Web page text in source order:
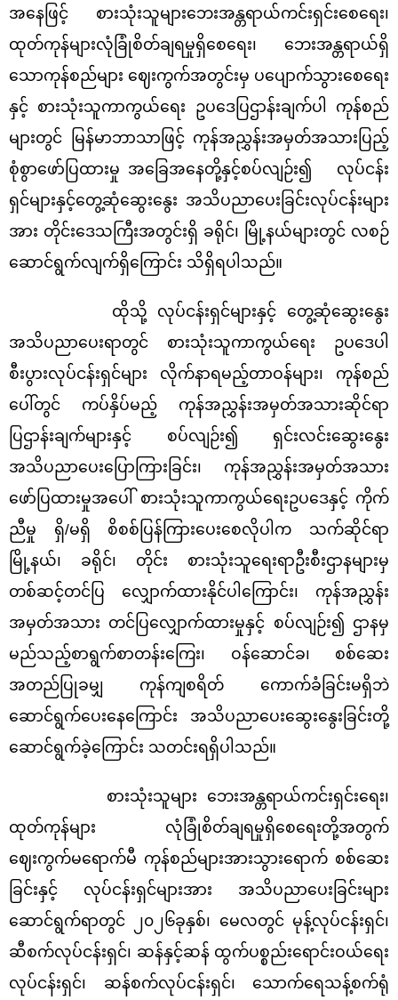
အနေဖြင့် စားသုံးသူများဘေးအန္တရာယ်ကင်းရှင်းစေရေး၊
ထုတ်ကုန်များလုံခြုံစိတ်ချရမှုရှိစေရေး၊ ဘေးအန္တရာယ်ရှိ
သောကုန်စည်များ ဈေးကွက်အတွင်းမှ ပပျောက်သွားစေရေး
နှင့် စားသုံးသူကာကွယ်ရေး ဥပဒေပြဌာန်းချက်ပါ ကုန်စည်
များတွင် မြန်မာဘာသာဖြင့် ကုန်အညွှန်းအမှတ်အသားပြည့်
စုံစွာဖော်ပြထားမှု အခြေအနေတို့နှင့်စပ်လျဉ်း၍ လုပ်ငန်း
ရှင်များနှင့်တွေ့ဆုံဆွေးနွေး အသိပညာ‌ပေးခြင်းလုပ်ငန်းများ
အား တိုင်းဒေသကြီးအတွင်းရှိ ခရိုင်၊ မြို့နယ်များတွင် လစဉ်
ဆောင်ရွက်လျက်ရှိကြောင်း သိရှိရပါသည်။
ထိုသို့ လုပ်ငန်းရှင်များနှင့် တွေ့ဆုံဆွေးနွေး
အသိပညာပေးရာတွင် စားသုံးသူကာကွယ်ရေး ဥပဒေပါ
စီးပွားလုပ်ငန်းရှင်များ လိုက်နာရမည့်တာဝန်များ၊ ကုန်စည်
ပေါ်တွင် ကပ်နှိပ်မည့် ကုန်အညွှန်းအမှတ်အသားဆိုင်ရာ
ပြဌာန်းချက်များနှင့် စပ်လျဉ်း၍ ရှင်းလင်းဆွေးနွေး
အသိပညာ‌ပေးပြောကြားခြင်း၊ ကုန်အညွှန်းအမှတ်အသား
ဖော်ပြထားမှုအပေါ် စားသုံးသူကာကွယ်ရေးဥပဒေနှင့် ကိုက်
ညီမှု ရှိ/မရှိ စိစစ်ပြန်ကြားပေးစေလိုပါက သက်ဆိုင်ရာ
မြို့နယ်၊ ခရိုင်၊ တိုင်း စားသုံးသူရေးရာဦးစီးဌာနများမှ
တစ်ဆင့်တင်ပြ လျှောက်ထားနိုင်ပါကြောင်း၊ ကုန်အညွှန်း
အမှတ်အသား တင်ပြလျှောက်ထားမှုနှင့် စပ်လျဉ်း၍ ဌာနမှ
မည်သည့်စာရွက်စာတန်းကြေး၊ ဝန်ဆောင်ခ၊ စစ်ဆေး
အတည်ပြုခမျှ ကုန်ကျစရိတ် ကောက်ခံခြင်းမရှိဘဲ
ဆောင်ရွက်ပေးနေကြောင်း အသိပညာပေး‌ဆွေးနွေးခြင်းတို့
ဆောင်ရွက်ခဲ့ကြောင်း သတင်းရရှိပါသည်။
စားသုံးသူများ ဘေးအန္တရာယ်ကင်းရှင်းရေး၊
ထုတ်ကုန်များ လုံခြုံစိတ်ချရမှုရှိစေရေးတို့အတွက်
ဈေးကွက်မရောက်မီ ကုန်စည်များအားသွားရောက် စစ်ဆေး
ခြင်းနှင့် လုပ်ငန်းရှင်များအား အသိပညာပေးခြင်းများ
ဆောင်ရွက်ရာတွင် ၂၀၂၆ခုနှစ်၊ မေလတွင် မုန့်လုပ်ငန်းရှင်၊
ဆီစက်လုပ်ငန်းရှင်၊ ဆန်နှင့်ဆန် ထွက်ပစ္စည်းရောင်းဝယ်ရေး
လုပ်ငန်းရှင်၊ ဆန်စက်လုပ်ငန်းရှင်၊ သောက်ရေသန့်စက်ရုံ